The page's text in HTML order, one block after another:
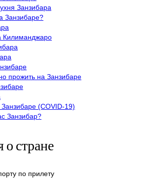
Занзибара
Занзибаре?
Килиманджаро
прожить на Занзибаре
(COVID-19)
Занзибар?
стране
по прилету